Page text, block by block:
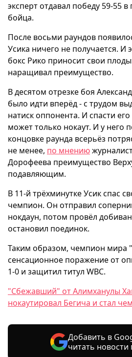
эксперт отдавал победу 59-55 в
бойца.
После восьми раундов
Усика ничего не получается. И
бокс Рико приносит свои
наращивал преимущество.
В десятом отрезке боя
было идти вперёд - с трудом
натиск оппонента. И спасти
может только нокаут. И у него
концовке раунда всерьёз
не менее, по мнению
Дорофеева преимущество
подавляющим.
В 11-й трёхминутке Усик спас
чемпион. Он отправил
нокдаун, потом провёл
остановил поединок.
Таким образом, чемпион мира
сенсационное поражение от
1-0 и защитил титул WBC.
"Сбежавший" от Алимханулы
нокаутировал Бегича и стал
Добавить в
читать